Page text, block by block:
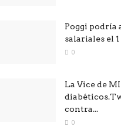
Poggi podría
salariales el
0
La Vice de
contra...
0